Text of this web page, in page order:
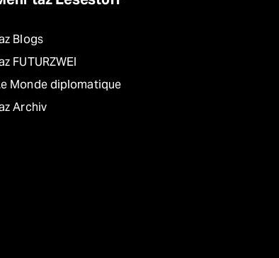
Blogs
FUTURZWEI
Monde diplomatique
Archiv